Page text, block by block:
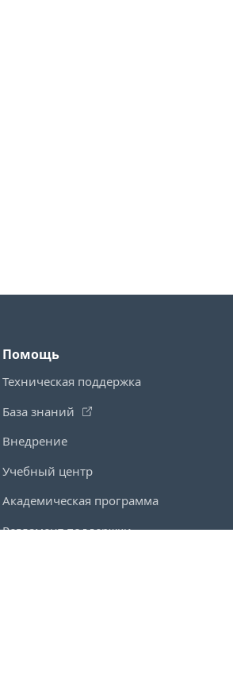
Помощь
Техническая поддержка
База знаний
Внедрение
Учебный центр
Академическая программа
Регламент поддержки